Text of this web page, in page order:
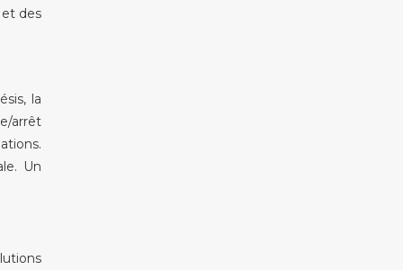
des
la
arrêt
Un